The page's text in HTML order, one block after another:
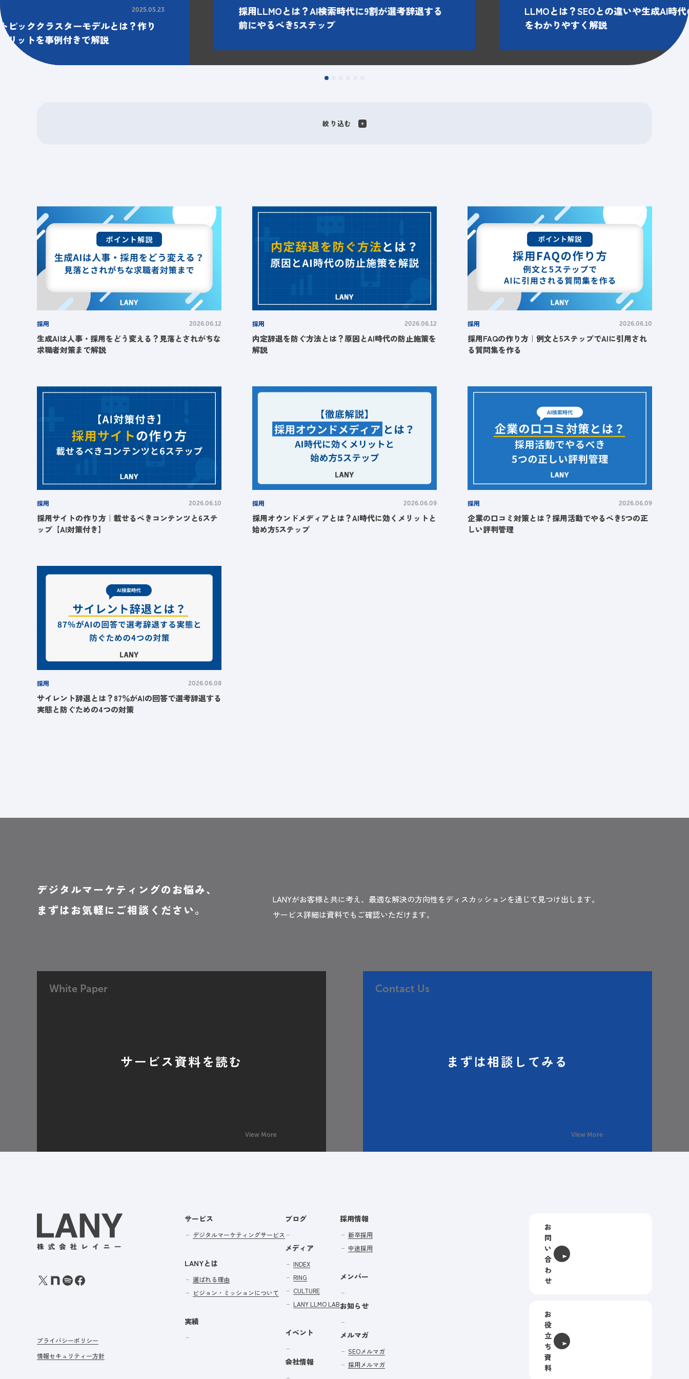
2025.05.23
ピッククラスターモデルとは？作り
リットを事例付きで解説
採用LLMOとは？AI検索時代に9割が選考辞退する
前にやるべき5ステップ
LLMOとは？SEOとの違いや生成AI時
をわかりやすく解説
絞り込む
採用 2026.06.12
生成AIは人事・採用をどう変える？見落とされがちな
求職者対策まで解説
採用 2026.06.12
内定辞退を防ぐ方法とは？原因とAI時代の防止施策を
解説
採用 2026.06.10
採用FAQの作り方｜例文と5ステップでAIに引用され
る質問集を作る
採用 2026.06.10
採用サイトの作り方｜載せるべきコンテンツと6ステ
ップ【AI対策付き】
採用 2026.06.09
採用オウンドメディアとは？AI時代に効くメリットと
始め方5ステップ
採用 2026.06.09
企業の口コミ対策とは？採用活動でやるべき5つの正
しい評判管理
採用 2026.06.08
サイレント辞退とは？87％がAIの回答で選考辞退する
実態と防ぐための4つの対策
デジタルマーケティングのお悩み、
まずはお気軽にご相談ください。
LANYがお客様と共に考え、最適な解決の方向性をディスカッションを通じて見つけ出します。
サービス詳細は資料でもご確認いただけます。
White Paper
サービス資料を読む
View More
Contact Us
まずは相談してみる
View More
プライバシーポリシー
情報セキュリティー方針
サービス
デジタルマーケティングサービス
LANYとは
選ばれる理由
ビジョン・ミッションについて
実績
ブログ
メディア
INDEX
RING
CULTURE
LANY LLMO LAB
イベント
会社情報
採用情報
新卒採用
中途採用
メンバー
お知らせ
メルマガ
SEOメルマガ
採用メルマガ
お
問
い
合
わ
せ
お
役
立
ち
資
料